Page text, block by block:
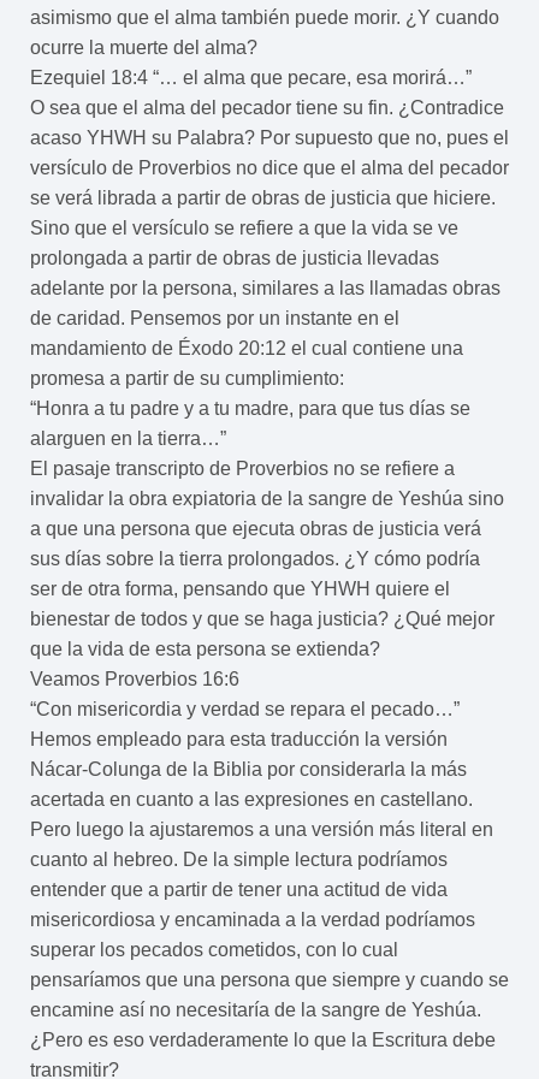
asimismo que el alma también puede morir. ¿Y cuando
ocurre la muerte del alma?
Ezequiel 18:4 “… el alma que pecare, esa morirá…”
O sea que el alma del pecador tiene su fin. ¿Contradice
acaso YHWH su Palabra? Por supuesto que no, pues el
versículo de Proverbios no dice que el alma del pecador
se verá librada a partir de obras de justicia que hiciere.
Sino que el versículo se refiere a que la vida se ve
prolongada a partir de obras de justicia llevadas
adelante por la persona, similares a las llamadas obras
de caridad. Pensemos por un instante en el
mandamiento de Éxodo 20:12 el cual contiene una
promesa a partir de su cumplimiento:
“Honra a tu padre y a tu madre, para que tus días se
alarguen en la tierra…”
El pasaje transcripto de Proverbios no se refiere a
invalidar la obra expiatoria de la sangre de Yeshúa sino
a que una persona que ejecuta obras de justicia verá
sus días sobre la tierra prolongados. ¿Y cómo podría
ser de otra forma, pensando que YHWH quiere el
bienestar de todos y que se haga justicia? ¿Qué mejor
que la vida de esta persona se extienda?
Veamos Proverbios 16:6
“Con misericordia y verdad se repara el pecado…”
Hemos empleado para esta traducción la versión
Nácar-Colunga de la Biblia por considerarla la más
acertada en cuanto a las expresiones en castellano.
Pero luego la ajustaremos a una versión más literal en
cuanto al hebreo. De la simple lectura podríamos
entender que a partir de tener una actitud de vida
misericordiosa y encaminada a la verdad podríamos
superar los pecados cometidos, con lo cual
pensaríamos que una persona que siempre y cuando se
encamine así no necesitaría de la sangre de Yeshúa.
¿Pero es eso verdaderamente lo que la Escritura debe
transmitir?